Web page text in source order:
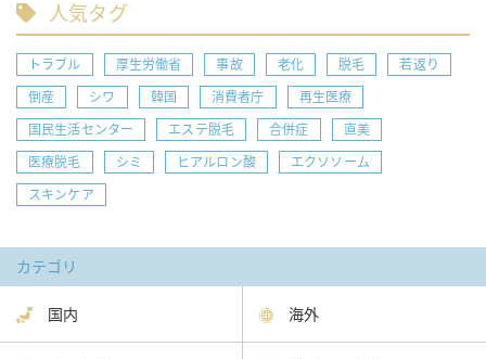
人気タグ
トラブル 厚生労働省 事故 老化 脱毛
若返り
倒産
シワ 韓国 消費者庁
再生医療
国民生活センター
エステ脱毛 合併症
直美
医療脱毛
シミ ヒアルロン酸
エクソソーム
スキンケア
カテゴリ
国内 海外